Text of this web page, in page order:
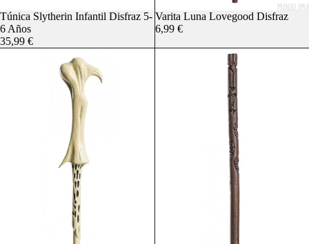
Agotado
Túnica Slytherin Infantil Disfraz 5-
6 Años
35,99 €
Agotado
Varita Luna Lovegood Disfraz
6,99 €